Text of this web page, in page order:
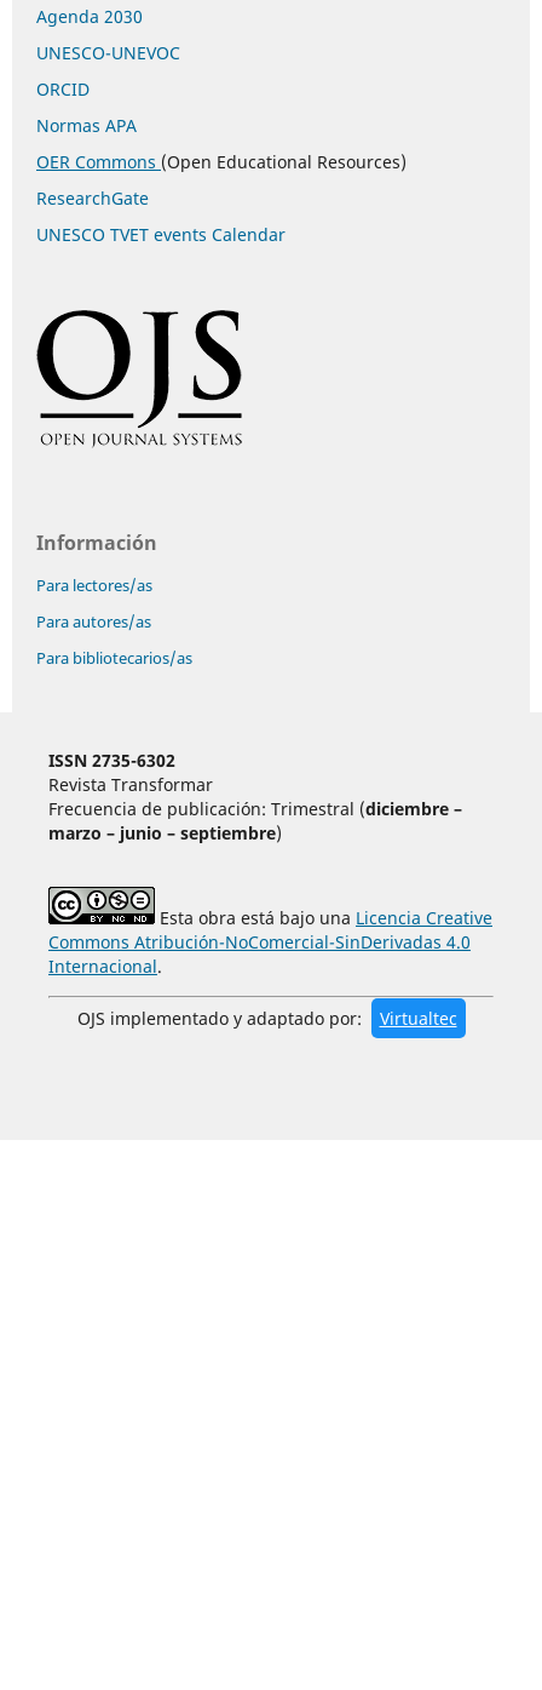
Agenda 2030
UNESCO-UNEVOC
ORCID
Normas APA
OER Commons (Open Educational Resources)
ResearchGate
UNESCO TVET events Calendar
Información
Para lectores/as
Para autores/as
Para bibliotecarios/as
ISSN 2735-6302
Revista Transformar
Frecuencia de publicación: Trimestral (diciembre –
marzo – junio – septiembre)
Esta obra está bajo una Licencia Creative
Commons Atribución-NoComercial-SinDerivadas 4.0
Internacional.
OJS implementado y adaptado por: Virtualtec